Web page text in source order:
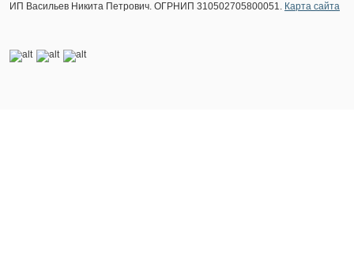
ИП Васильев Никита Петрович. ОГРНИП 310502705800051. Карта сайта